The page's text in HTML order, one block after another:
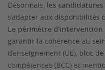
Désormais, les candidatures
s’adapter aux disponibilités
Le périmètre
garantir la cohérence au
d’enseignement (UE), bloc
compétences (BCC) et